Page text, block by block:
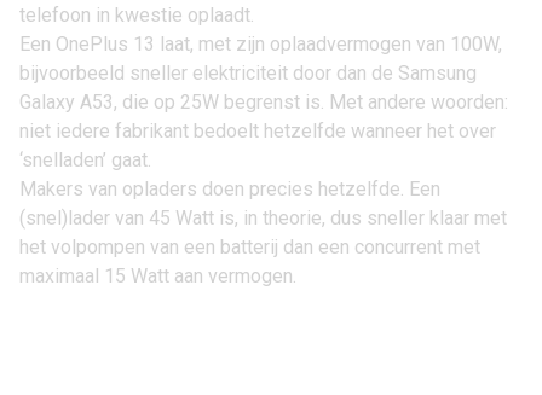
telefoon in kwestie oplaadt.
Een OnePlus 13 laat, met zijn oplaadvermogen van 100W,
bijvoorbeeld sneller elektriciteit door dan de Samsung
Galaxy A53, die op 25W begrenst is. Met andere woorden:
niet iedere fabrikant bedoelt hetzelfde wanneer het over
‘snelladen’ gaat.
Makers van opladers doen precies hetzelfde. Een
(snel)lader van 45 Watt is, in theorie, dus sneller klaar met
het volpompen van een batterij dan een concurrent met
maximaal 15 Watt aan vermogen.